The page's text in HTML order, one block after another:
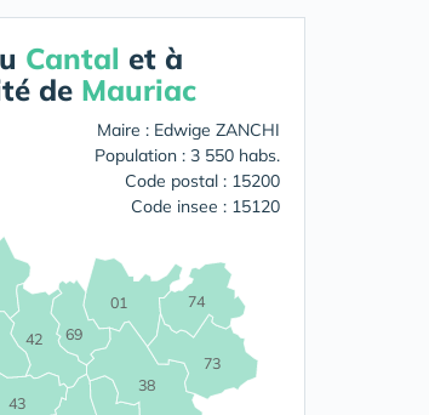
Cantal et à
de Mauriac
Maire : Edwige ZANCHI
Population : 3 550 habs.
Code postal : 15200
Code insee : 15120
01
38
42
43
69
73
74